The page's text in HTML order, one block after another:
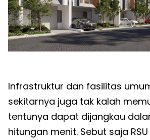
Infrastruktur dan fasilitas
sekitarnya juga tak kalah
tentunya dapat dijangkau
hitungan menit. Sebut saja